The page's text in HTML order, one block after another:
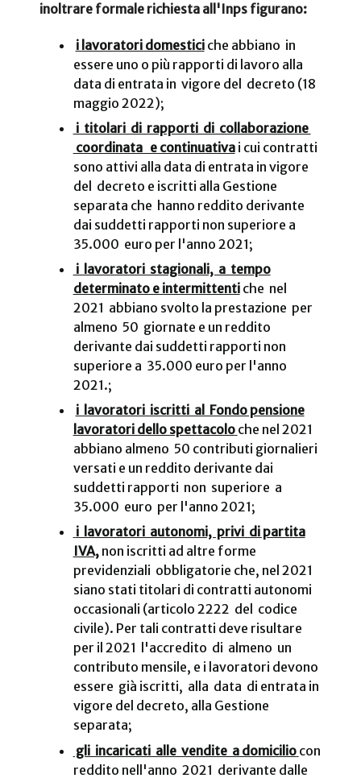
inoltrare formale richiesta all'Inps figurano:
i lavoratori domesticiche abbiano in
essere uno o più rapporti di lavoro alla
data di entrata in vigore del decreto (18
maggio 2022);
i titolari di rapporti di collaborazione
coordinata e continuativai cui contratti
sono attivi alla data di entrata in vigore
del decreto e iscritti alla Gestione
separata che hanno reddito derivante
dai suddetti rapporti non superiore a
35.000 euro per l'anno 2021;
i lavoratori stagionali, a tempo
determinato e intermittentiche nel
2021 abbiano svolto la prestazione per
almeno 50 giornate e un reddito
derivante dai suddetti rapporti non
superiore a 35.000 euro per l'anno
2021.;
i lavoratori iscritti al Fondo pensione
lavoratori dello spettacolo che nel 2021
abbiano almeno 50 contributi giornalieri
versati e un reddito derivante dai
suddetti rapporti non superiore a
35.000 euro per l'anno 2021;
i lavoratori autonomi, privi di partita
IVA,non iscritti ad altre forme
previdenziali obbligatorie che, nel 2021
siano stati titolari di contratti autonomi
occasionali (articolo 2222 del codice
civile). Per tali contratti deve risultare
per il 2021 l'accredito di almeno un
contributo mensile, e i lavoratori devono
essere già iscritti, alla data di entrata in
vigore del decreto, alla Gestione
separata;
gli incaricati alle vendite a domicilio con
reddito nell'anno 2021 derivante dalle